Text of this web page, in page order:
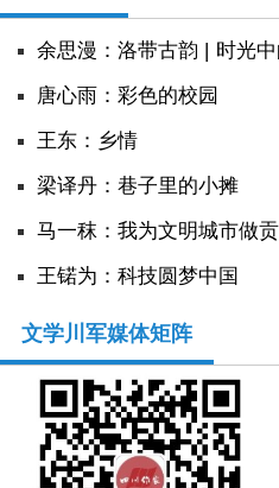
余思漫：洛带古韵 | 时光
唐心雨：彩色的校园
王东：乡情
​梁译丹：巷子里的小摊
马一秣：我为文明城市做
王锘为：科技圆梦中国
文学川军媒体矩阵